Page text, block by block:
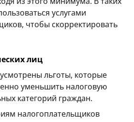
услугами
чтобы скорректировать
лиц
льготы, которые
уменьшить налоговую
категорий граждан.
налогоплательщиков